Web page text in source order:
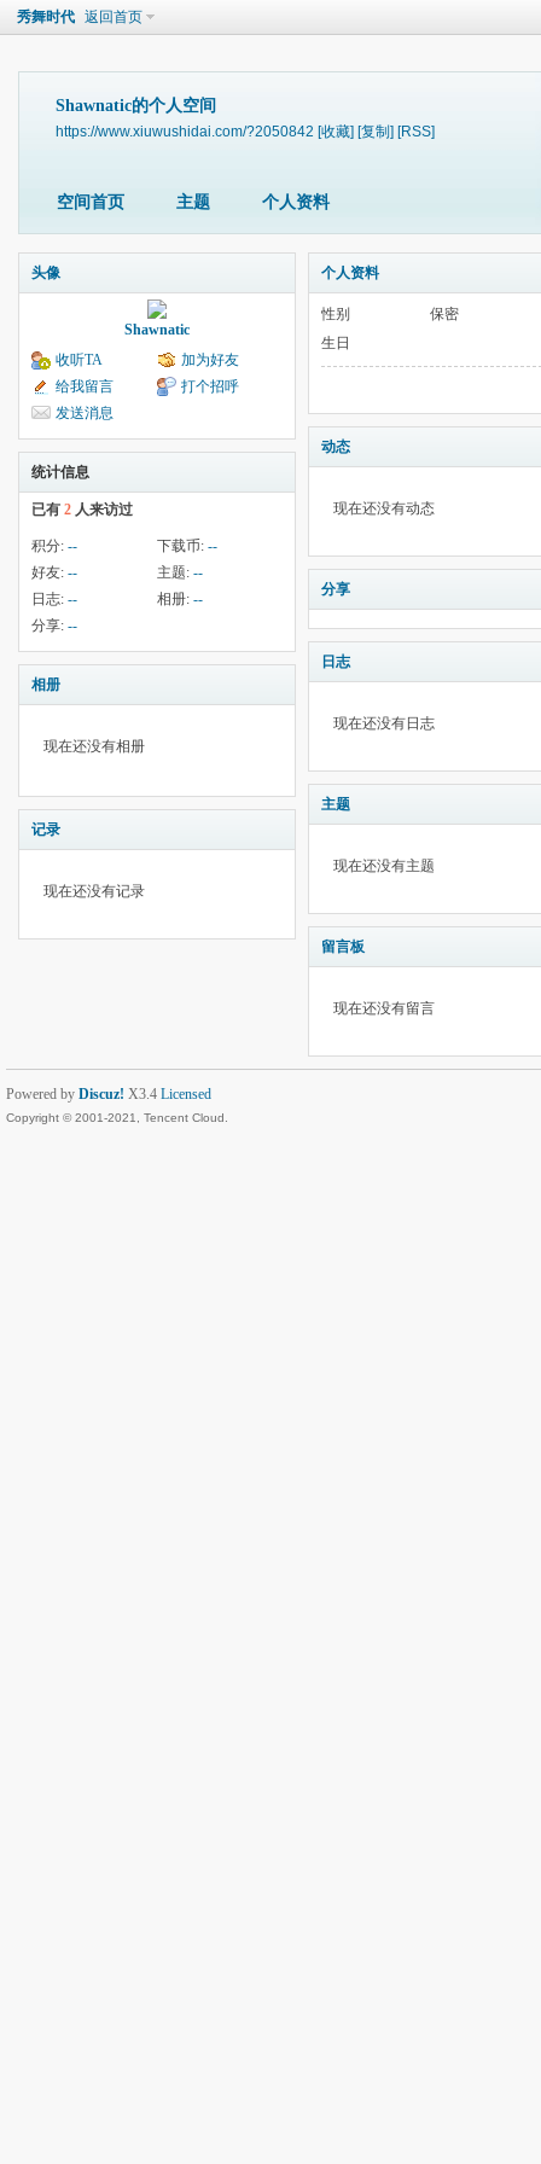
秀舞时代 返回首页
Shawnatic的个人空间
https://www.xiuwushidai.com/?2050842 [收藏] [复制] [RSS]
空间首页 主题 个人资料
头像
Shawnatic
收听TA
加为好友
给我留言
打个招呼
发送消息
统计信息
已有 2 人来访过
积分: -- 下载币: --
好友: -- 主题: --
日志: -- 相册: --
分享: --
相册
现在还没有相册
记录
现在还没有记录
个人资料
性别
保密
生日
动态
现在还没有动态
分享
日志
现在还没有日志
主题
现在还没有主题
留言板
现在还没有留言
Powered by Discuz! X3.4 Licensed
Copyright © 2001-2021, Tencent Cloud.